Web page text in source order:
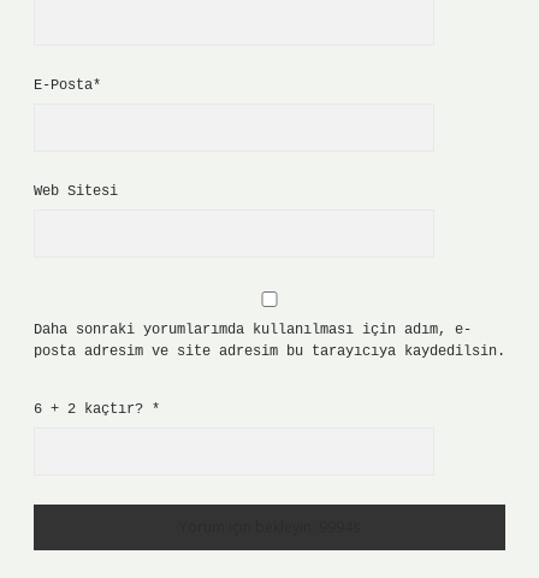
E-Posta*
Web Sitesi
Daha sonraki yorumlarımda kullanılması için adım, e-
posta adresim ve site adresim bu tarayıcıya kaydedilsin.
6 + 2 kaçtır? *